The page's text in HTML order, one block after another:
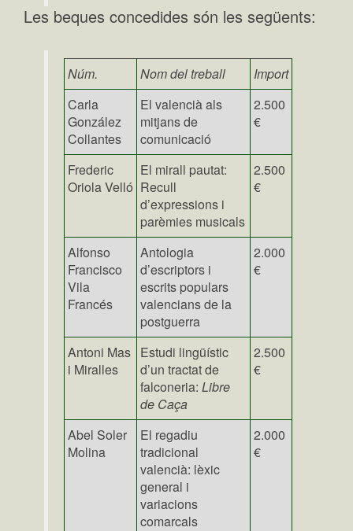
Les beques concedides són les següents:
Núm. Nom del treball
Import
Carla
González
Collantes
El valencià als
mitjans de
comunicació
2.500
€
Frederic
Oriola Velló
El mirall pautat:
Recull
d’expressions i
parèmies musicals
2.500
€
Alfonso
Francisco
Vila
Francés
Antologia
d’escriptors i
escrits populars
valencians de la
postguerra
2.000
€
Antoni Mas
i Miralles
Estudi lingüístic
d’un tractat de
falconeria:Libre
de Caça
2.500
€
Abel Soler
Molina
El regadiu
tradicional
valencià: lèxic
general i
variacions
comarcals
2.000
€